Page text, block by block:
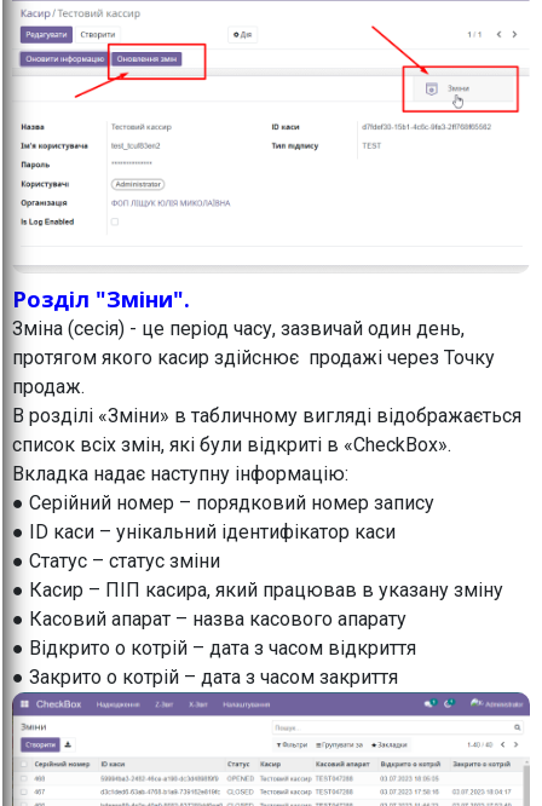
Розділ "Зміни".
Зміна (сесія) - це період часу, зазвичай один день,
протягом якого касир здійснює продажі через Точку
продаж.
В розділі «Зміни» в табличному вигляді відображається
список всіх змін, які були відкриті в «CheckBox».
Вкладка надає наступну інформацію:
● Серійний номер – порядковий номер запису
● ID каси – унікальний ідентифікатор каси
● Статус – статус зміни
● Касир – ПІП касира, який працював в указану зміну
● Касовий апарат – назва касового апарату
● Відкрито о котрій – дата з часом відкриття
● Закрито о котрій – дата з часом закриття